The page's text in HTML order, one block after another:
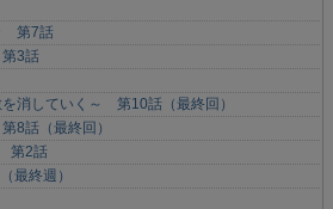
第7話
3話
消していく～ 第10話（最終回）
8話（最終回）
第2話
最終週）